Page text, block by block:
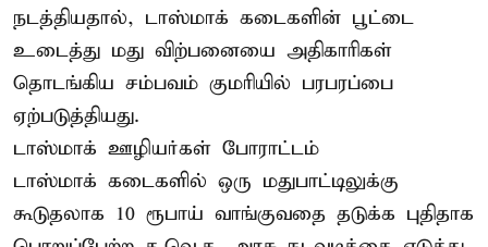
நடத்தியதால், டாஸ்மாக் கடைகளின் பூட்டை
உடைத்து மது விற்பனையை அதிகாரிகள்
தொடங்கிய சம்பவம் குமரியில் பரபரப்பை
ஏற்படுத்தியது.
டாஸ்மாக் ஊழியர்கள் போராட்டம்
டாஸ்மாக் கடைகளில் ஒரு மதுபாட்டிலுக்கு
கூடுதலாக 10 ரூபாய் வாங்குவதை தடுக்க புதிதாக